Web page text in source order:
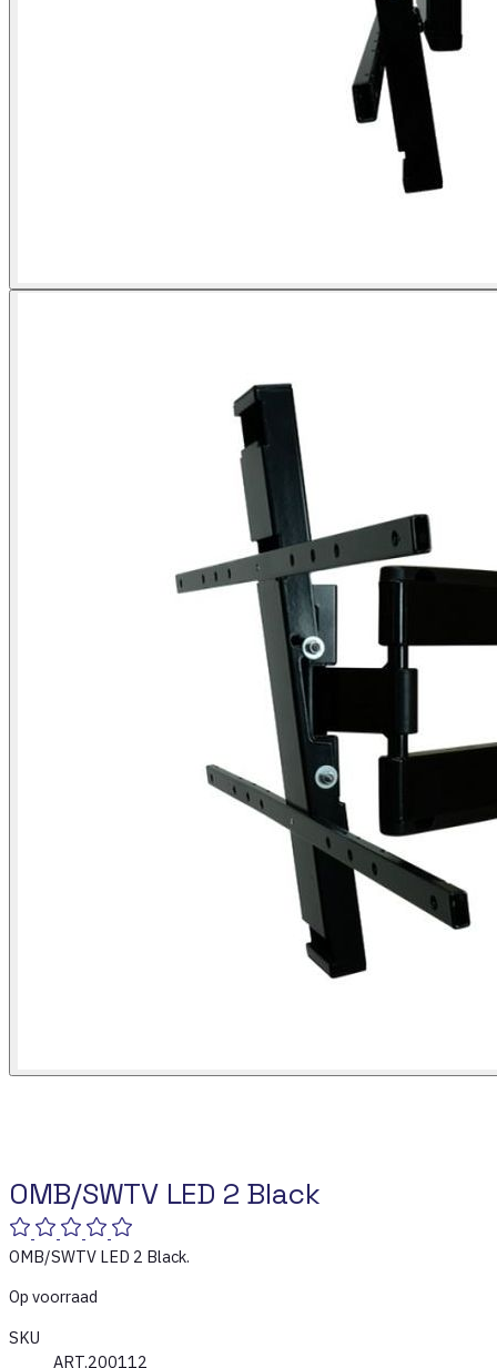
OMB/SWTV LED 2 Black
OMB/SWTV LED 2 Black.
Op voorraad
SKU
ART.200112